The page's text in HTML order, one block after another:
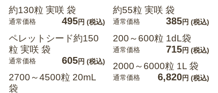
約130粒 実咲 袋
通常価格 495円 (税込)
ペレットシード約150
粒 実咲 袋
通常価格 605円 (税込)
2700～4500粒 20mL
袋
約55粒 実咲 袋
通常価格 385円 (税込)
200～600粒 1dL袋
通常価格 715円 (税込)
2000～6000粒 1L 袋
通常価格 6,820円 (税込)